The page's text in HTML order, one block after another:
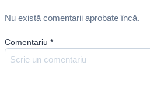
Nu există comentarii aprobate încă.
Comentariu *